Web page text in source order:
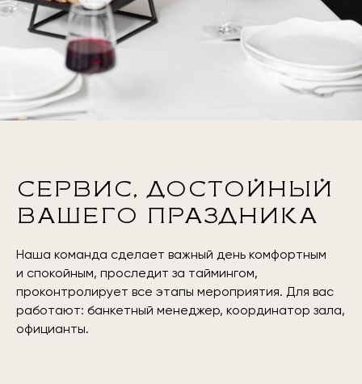
СЕРВИС, ДОСТОЙНЫЙ
ВАШЕГО ПРАЗДНИКА
Наша команда сделает важный день комфортным
и спокойным, проследит за таймингом,
проконтролирует все этапы мероприятия. Для вас
работают: банкетный менеджер, координатор зала,
официанты.